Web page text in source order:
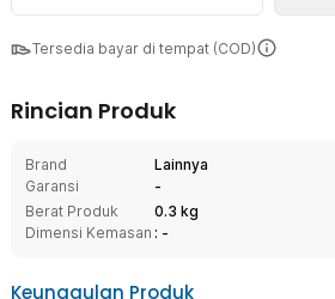
Tersedia bayar di tempat (COD)
Rincian Produk
Brand
Lainnya
Garansi
-
Berat Produk
0.3 kg
Dimensi Kemasan : -
Keunggulan Produk